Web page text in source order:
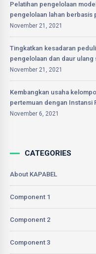
Pelatihan pengelolaan
pengelolaan lahan berbasis
November 21, 2021
Tingkatkan kesadaran
pengelolaan dan daur ulang
November 21, 2021
Kembangkan usaha
pertemuan dengan Instansi
November 6, 2021
CATEGORIES
About KAPABEL
Component 1
Component 2
Component 3